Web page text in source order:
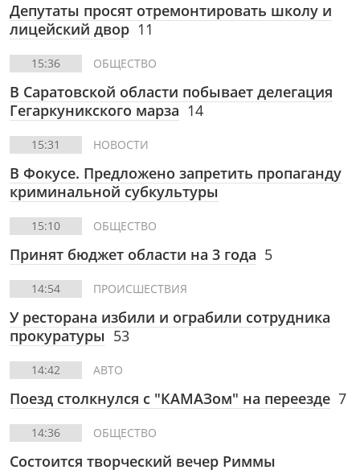
Депутаты просят отремонтировать школу и
лицейский двор 11
15:36 ОБЩЕСТВО
В Саратовской области побывает делегация
Гегаркуникского марза 14
15:31 НОВОСТИ
В Фокусе. Предложено запретить пропаганду
криминальной субкультуры
15:10 ОБЩЕСТВО
Принят бюджет области на 3 года 5
14:54 ПРОИСШЕСТВИЯ
У ресторана избили и ограбили сотрудника
прокуратуры 53
14:42 АВТО
Поезд столкнулся с "КАМАЗом" на переезде 7
14:36 ОБЩЕСТВО
Состоится творческий вечер Риммы